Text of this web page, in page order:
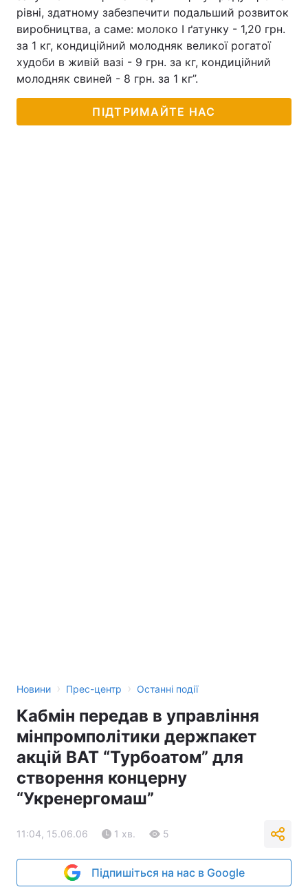
рівні, здатному забезпечити подальший розвиток
виробництва, а саме: молоко І ґатунку - 1,20 грн.
за 1 кг, кондиційний молодняк великої рогатої
худоби в живій вазі - 9 грн. за кг, кондиційний
молодняк свиней - 8 грн. за 1 кг”.
ПІДТРИМАЙТЕ НАС
Новини › Прес-центр › Останні події
Кабмін передав в управління
мінпромполітики держпакет
акцій ВАТ “Турбоатом” для
створення концерну
“Укренергомаш”
11:04, 15.06.06 1 хв. 5
Підпишіться на нас в Google